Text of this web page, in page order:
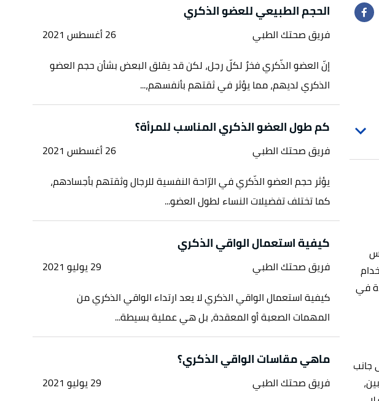
في
جانب
الحجم الطبيعي للعضو الذكري
فريق صحتك الطبي
26 أغسطس 2021
إنّ العضو الذّكري فخرٌ لكلّ رجل، لكن قد يقلق البعض بشأن حجم العضو
الذكري لديهم، مما يؤثر في ثقتهم بأنفسهم،...
كم طول العضو الذكري المناسب للمرأة؟
فريق صحتك الطبي
26 أغسطس 2021
يؤثر حجم العضو الذّكري في الرّاحة النفسية للرجال وثقتهم بأجسادهم،
كما تختلف تفضيلات النساء لطول العضو...
كيفية استعمال الواقي الذكري
فريق صحتك الطبي
29 يوليو 2021
كيفية استعمال الواقي الذكري لا يعد ارتداء الواقي الذكري من
المهمات الصعبة أو المعقدة، بل هي عملية بسيطة...
ماهي مقاسات الواقي الذكري؟
فريق صحتك الطبي
29 يوليو 2021